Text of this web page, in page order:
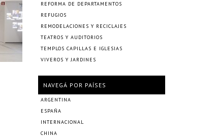
REFORMA DE DEPARTAMENTOS
REFUGIOS
REMODELACIONES Y RECICLAJES
TEATROS Y AUDITORIOS
TEMPLOS CAPILLAS E IGLESIAS
VIVEROS Y JARDINES
NAVEGÁ POR PAÍSES
ARGENTINA
ESPAÑA
INTERNACIONAL
CHINA